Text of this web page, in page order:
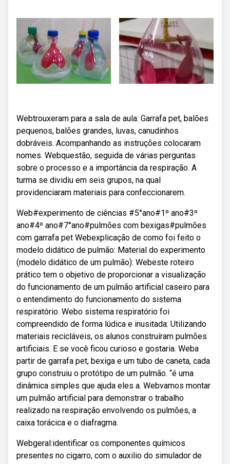
Webtrouxeram para a sala de aula: Garrafa pet, balões
pequenos, balões grandes, luvas, canudinhos
dobráveis. Acompanhando as instruções colocaram
nomes. Webquestão, seguida de várias perguntas
sobre o processo e a importância da respiração. A
turma se dividiu em seis grupos, na qual
providenciaram materiais para confeccionarem.
Web#experimento de ciências #5°ano#1º ano#3º
ano#4º ano#7°ano#pulmões com bexigas#pulmões
com garrafa pet Webexplicação de como foi feito o
modelo didático de pulmão: Material do experimento
(modelo didático de um pulmão): Webeste roteiro
prático tem o objetivo de proporcionar a visualização
do funcionamento de um pulmão artificial caseiro para
o entendimento do funcionamento do sistema
respiratório. Webo sistema respiratório foi
compreendido de forma lúdica e inusitada: Utilizando
materiais recicláveis, os alunos construíram pulmões
artificiais. E se você ficou curioso e gostaria. Weba
partir de garrafa pet, bexiga e um tubo de caneta, cada
grupo construiu o protótipo de um pulmão. “é uma
dinâmica simples que ajuda eles a. Webvamos montar
um pulmão artificial para demonstrar o trabalho
realizado na respiração envolvendo os pulmões, a
caixa torácica e o diafragma.
Webgeral:identificar os componentes químicos
presentes no cigarro, com o auxilio do simulador de